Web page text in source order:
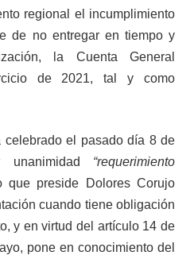
regional el incumplimiento
de no entregar en tiempo y
la Cuenta General
de 2021, tal y como
el pasado día 8 de
unanimidad “requerimiento
preside Dolores Corujo
cuando tiene obligación
y en virtud del artículo 14 de
pone en conocimiento del